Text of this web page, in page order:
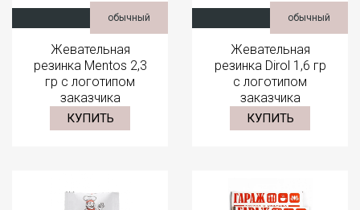
обычный
Жевательная
резинка Mentos 2,3
гр с логотипом
заказчика
КУПИТЬ
обычный
Жевательная
резинка Dirol 1,6 гр
с логотипом
заказчика
КУПИТЬ